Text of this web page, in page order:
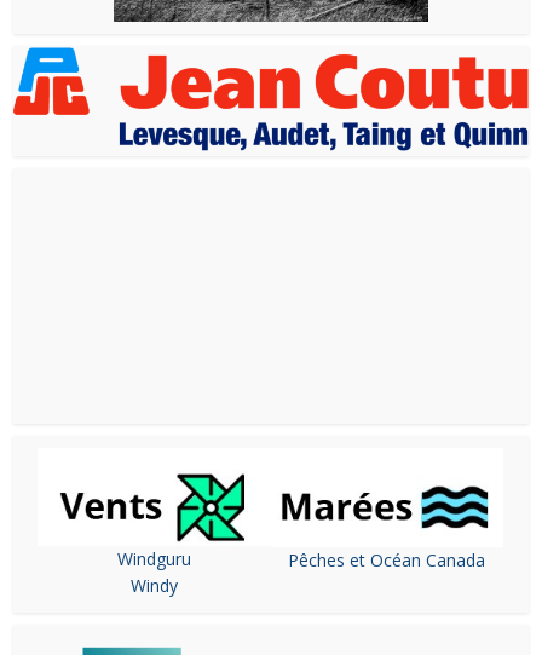
Windguru
Windy
Pêches et Océan Canada